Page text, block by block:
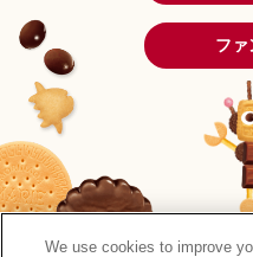
ファ
We use cookies to improve